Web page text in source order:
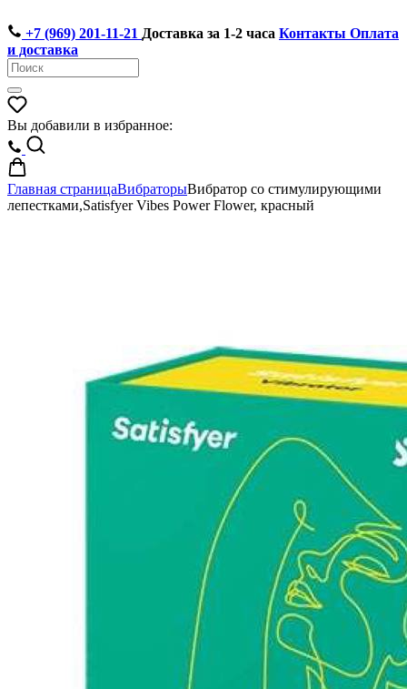
+7 (969) 201-11-21 Доставка за 1-2 часа Контакты Оплата
и доставка
Вы добавили в избранное:
Главная страницаВибраторыВибратор со стимулирующими
лепестками,Satisfyer Vibes Power Flower, красный